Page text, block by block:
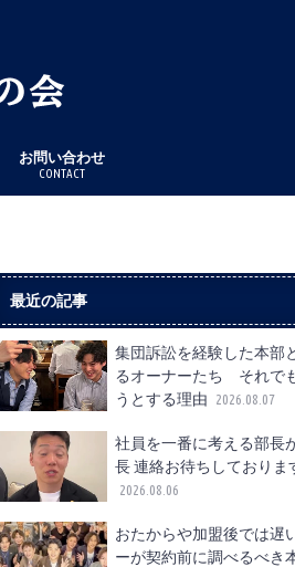
お問い合わせ
CONTACT
最近の記事
集団訴訟を経験した本部
るオーナーたち それで
うとする理由
2026.08.07
社員を一番に考える部長
長 連絡お待ちしておりま
2026.08.06
おたからや加盟後では
ーが契約前に調べるべき